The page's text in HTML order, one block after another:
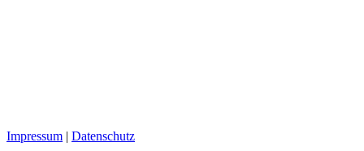
Impressum | Datenschutz